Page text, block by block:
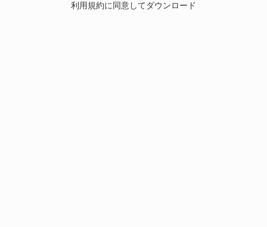
利用規約に同意してダウンロード